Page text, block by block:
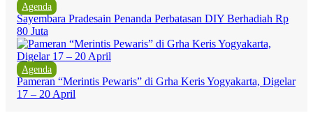
Agenda
Sayembara Pradesain Penanda Perbatasan DIY Berhadiah Rp
80 Juta
Agenda
Pameran “Merintis Pewaris” di Grha Keris Yogyakarta, Digelar
17 – 20 April